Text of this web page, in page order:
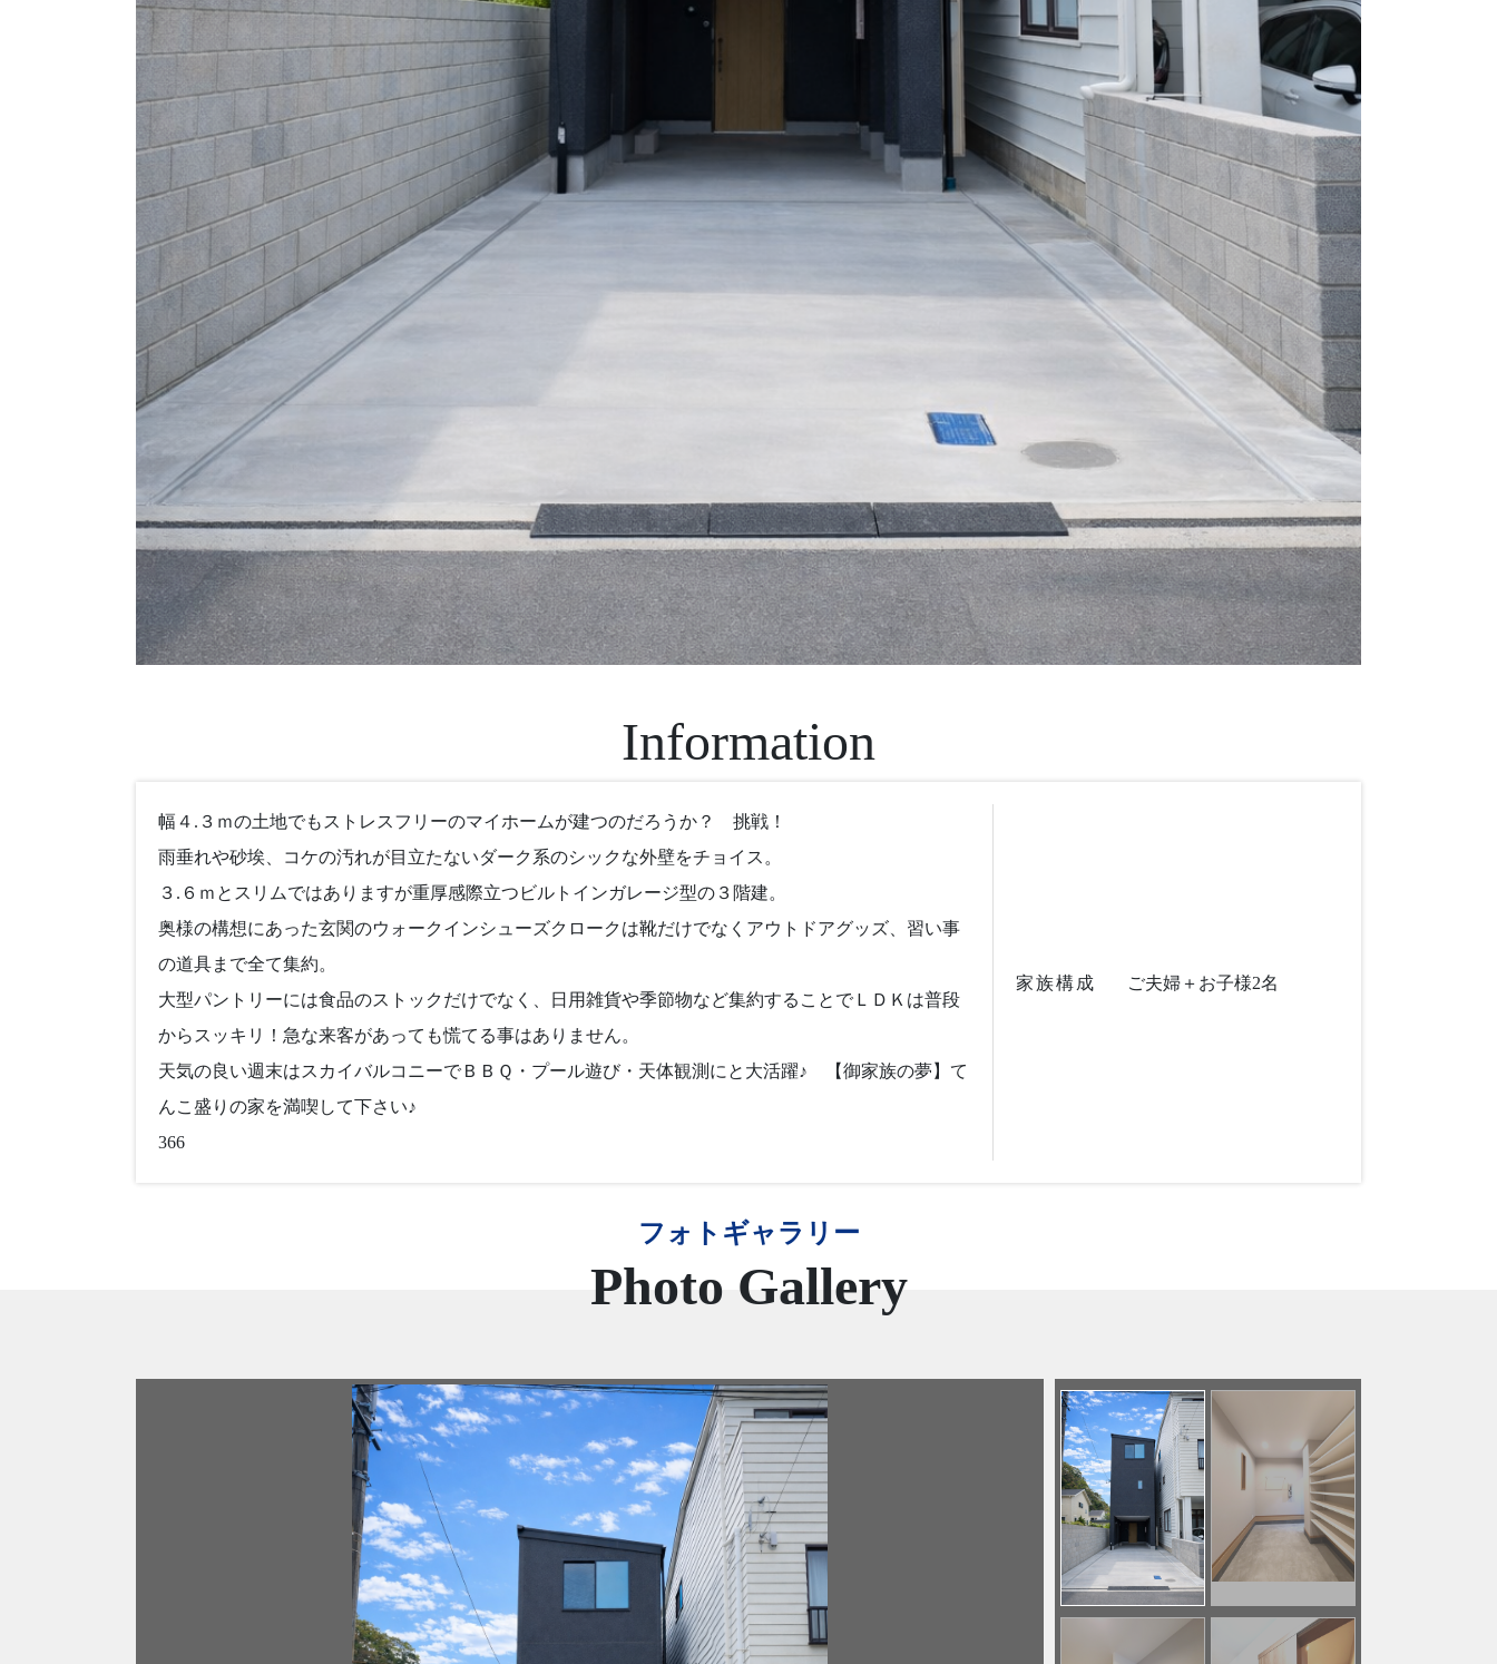
Information
幅４.３ｍの土地でもストレスフリーのマイホームが建つのだろうか？ 挑戦！
雨垂れや砂埃、コケの汚れが目立たないダーク系のシックな外壁をチョイス。
３.６ｍとスリムではありますが重厚感際立つビルトインガレージ型の３階建。
奥様の構想にあった玄関のウォークインシューズクロークは靴だけでなくアウトドアグッズ、習い事
の道具まで全て集約。
大型パントリーには食品のストックだけでなく、日用雑貨や季節物など集約することでＬＤＫは普段
からスッキリ！急な来客があっても慌てる事はありません。
天気の良い週末はスカイバルコニーでＢＢＱ・プール遊び・天体観測にと大活躍♪ 【御家族の夢】て
んこ盛りの家を満喫して下さい♪
366
家族構成 ご夫婦＋お子様2名
フォトギャラリー
Photo Gallery